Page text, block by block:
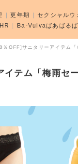
％OFF]サニタリーアイテム「
テム「梅雨セ
更年期 セクシャルウ
Ba-Vulvaばあばるば